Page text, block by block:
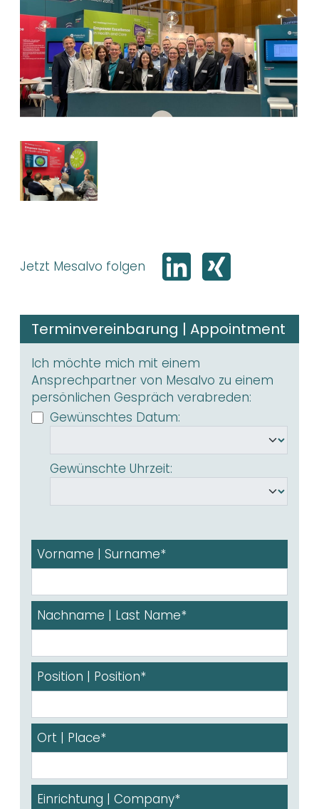
Jetzt Mesalvo folgen
Terminvereinbarung | Appointment
Ich möchte mich mit einem
Ansprechpartner von Mesalvo zu einem
persönlichen Gespräch verabreden:
Gewünschtes Datum:
Gewünschte Uhrzeit:
Vorname | Surname*
Nachname | Last Name*
Position | Position*
Ort | Place*
Einrichtung | Company*